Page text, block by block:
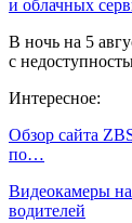
и облачных
В ночь на 5
с
Интересное:
Обзор сайта
по…
Видеокамеры на
водителей